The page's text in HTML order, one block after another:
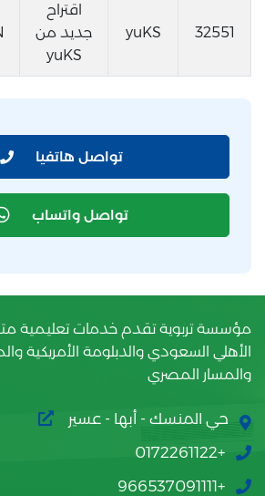
32551
yuKS
اقتراح
جديد من
yuKS
تواصل هاتفيا
تواصل واتساب
مؤسسة تربوية تقدم خدمات تعليمية
الأهلي السعودي والدبلومة الأمريكية
والمسار المصري
حي المنسك - أبها - عسير
+0172261122
+966537091111